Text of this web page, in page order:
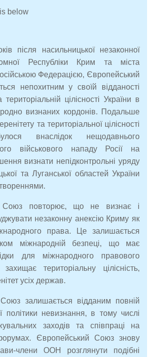
below
після насильницької незаконної
Республіки Крим та міста
Федерацією, Європейський
непохитним у своїй відданості
територіальній цілісності України в
визнаних кордонів. Подальше
та територіальної цілісності
внаслідок нещодавнього
військового нападу Росії на
визнати непідконтрольні уряду
та Луганської областей України
Союз повторює, що не визнає і
незаконну анексію Криму як
права. Це залишається
міжнародній безпеці, що має
для міжнародного правового
територіальну цілісність,
усіх держав.
залишається відданим повній
політики невизнання, в тому числі
заходів та співпраці на
Європейський Союз знову
члени ООН розглянути подібні